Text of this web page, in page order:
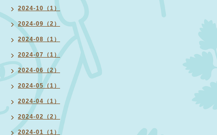
2024-10（1）
2024-09（2）
2024-08（1）
2024-07（1）
2024-06（2）
2024-05（1）
2024-04（1）
2024-02（2）
2024-01（1）